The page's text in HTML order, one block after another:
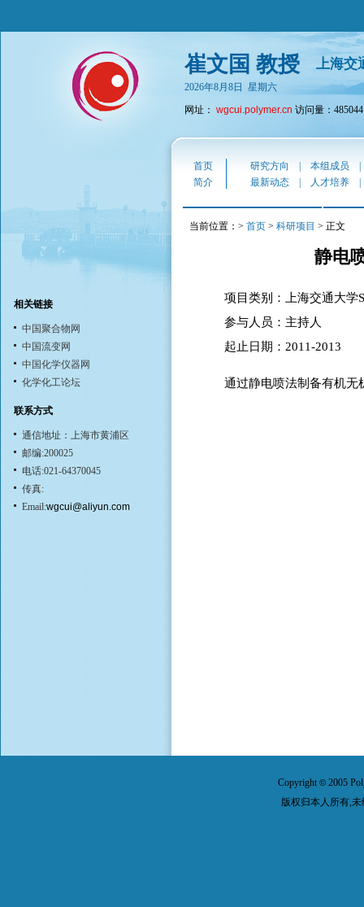
崔文国 教授 上海交
2026年8月8日 星期六
网址： wgcui.polymer.cn 访问量：485044
相关链接
中国聚合物网
中国流变网
中国化学仪器网
化学化工论坛
联系方式
通信地址：上海市黄浦区
邮编:200025
电话:021-64370045
传真:
Email:wgcui@aliyun.com
首页 研究方向 本组成员
简介
最新动态 人才培养
当前位置：> 首页 > 科研项目 > 正文
静电
项目类别：上海交通大学
参与人员：主持人
起止日期：2011-2013
通过静电喷法制备有机无
Copyright© 2005
版权归本人所有,